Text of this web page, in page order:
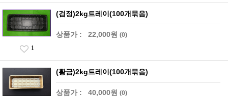
(검정)2kg트레이(100개묶음)
상품가 : 22,000원 (0)
1
(황금)2kg트레이(100개묶음)
상품가 : 40,000원 (0)